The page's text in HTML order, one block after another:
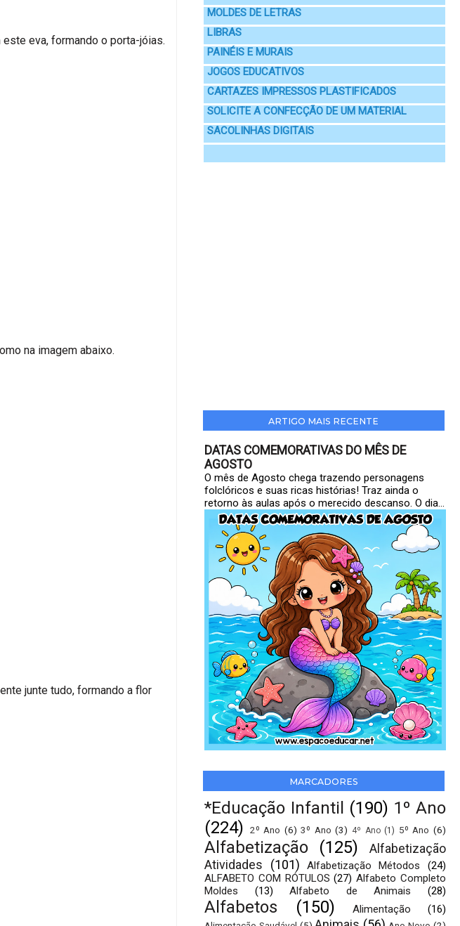
eva, formando o porta-jóias.
na imagem abaixo.
junte tudo, formando a flor
MOLDES DE LETRAS
LIBRAS
PAINÉIS E MURAIS
JOGOS EDUCATIVOS
CARTAZES IMPRESSOS PLASTIFICADOS
SOLICITE A CONFECÇÃO DE UM MATERIAL
SACOLINHAS DIGITAIS
ARTIGO MAIS RECENTE
DATAS COMEMORATIVAS DO MÊS DE
AGOSTO
O mês de Agosto chega trazendo personagens
folclóricos e suas ricas histórias! Traz ainda o
retorno às aulas após o merecido descanso. O dia...
MARCADORES
*Educação Infantil (190) 1º Ano
(224)
2º Ano (6) 3º Ano (3) 4º Ano (1) 5º Ano (6)
Alfabetização (125)
Alfabetização
Atividades
(101) Alfabetização Métodos
(24)
ALFABETO COM RÓTULOS (27) Alfabeto Completo
Moldes
(13) Alfabeto de Animais (28)
Alfabetos (150) Alimentação (16)